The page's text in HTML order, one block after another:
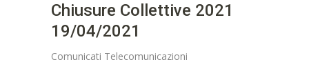
Chiusure Collettive 2021
19/04/2021
Comunicati Telecomunicazioni